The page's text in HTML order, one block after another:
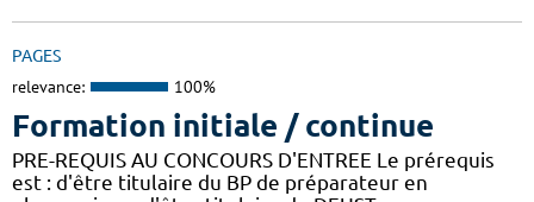
PAGES
relevance: 100%
Formation initiale / continue
PRE-REQUIS AU CONCOURS D'ENTREE Le prérequis
est : d'être titulaire du BP de préparateur en